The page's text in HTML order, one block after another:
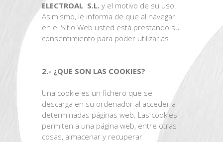
ELECTROAL S.L. y el motivo de su uso.
Asimismo, le informa de que al navegar
en el Sitio Web usted está prestando su
consentimiento para poder utilizarlas.
2.- ¿QUE SON LAS COOKIES?
Una cookie es un fichero que se
descarga en su ordenador al acceder a
determinadas páginas web. Las cookies
permiten a una página web, entre otras
cosas, almacenar y recuperar